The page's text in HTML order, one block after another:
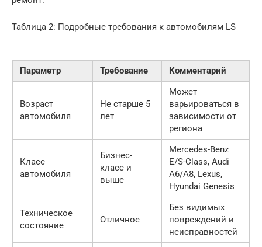
Таблица 2: Подробные требования к автомобилям LS
Параметр Требование Комментарий
Возраст
автомобиля
Не старше 5
лет
Может
варьироваться в
зависимости от
региона
Класс
автомобиля
Бизнес-
класс и
выше
Mercedes-Benz
E/S-Class, Audi
A6/A8, Lexus,
Hyundai Genesis
Техническое
состояние
Отличное
Без видимых
повреждений и
неисправностей